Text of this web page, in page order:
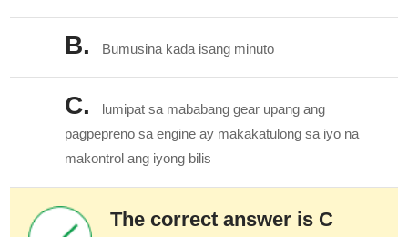
B. Bumusina kada isang minuto
C.
lumipat sa mababang gear upang ang
pagpepreno sa engine ay makakatulong sa iyo na
makontrol ang iyong bilis
The correct answer is C